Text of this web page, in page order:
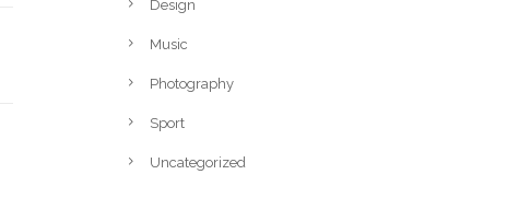
Design
Music
Photography
Sport
Uncategorized